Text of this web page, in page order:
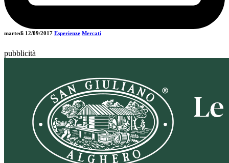
martedì 12/09/2017 Esperienze Mercati
pubblicità